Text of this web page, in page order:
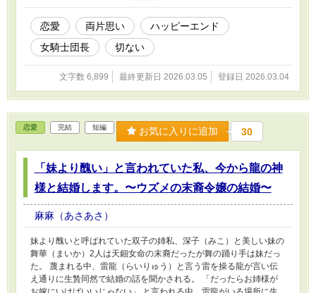
恋愛 両片思い
ハッピーエンド
女騎士団長
切ない
文字数 6,899 最終更新日 2026.03.05 登録日 2026.03.04
恋愛 完結 短編 お気に入りに追加 30
「妹より醜い」と言われていた私、今から龍の神
様と結婚します。〜ウズメの末裔令嬢の結婚〜
麻麻（あさあさ）
妹より醜いと呼ばれていた双子の姉私、深子（みこ）と美しい妹の
舞華（まいか）2人は天鈿女命の末裔だったが舞の踊り手は妹だっ
た。 蔑まれる中、雷龍（らいりゅう）と言う雷を操る龍が言い伝
え通りに生贄同然で結婚の話を聞かされる。 「だったらお姉様が